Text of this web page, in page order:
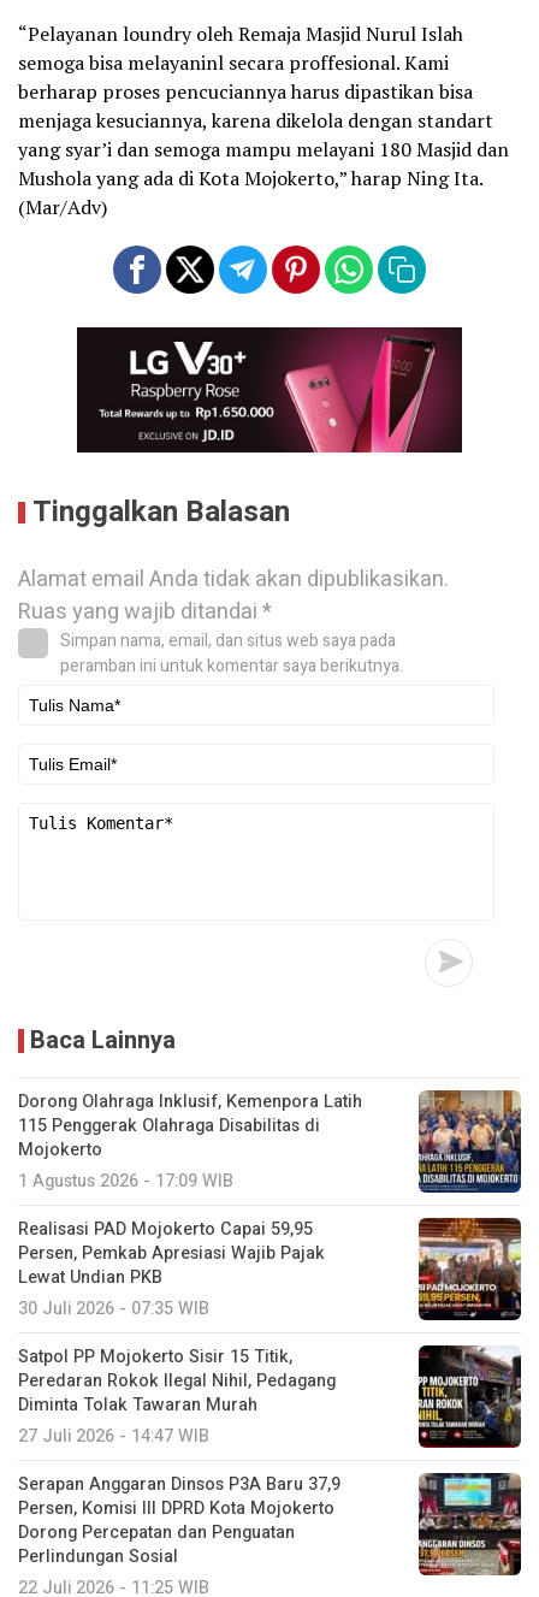
“Pelayanan loundry oleh Remaja Masjid Nurul Islah
semoga bisa melayaninl secara proffesional. Kami
berharap proses pencuciannya harus dipastikan bisa
menjaga kesuciannya, karena dikelola dengan standart
yang syar’i dan semoga mampu melayani 180 Masjid dan
Mushola yang ada di Kota Mojokerto,” harap Ning Ita.
(Mar/Adv)
Tinggalkan Balasan
Alamat email Anda tidak akan dipublikasikan.
Ruas yang wajib ditandai*
Simpan nama, email, dan situs web saya pada
peramban ini untuk komentar saya berikutnya.
Baca Lainnya
Dorong Olahraga Inklusif, Kemenpora Latih
115 Penggerak Olahraga Disabilitas di
Mojokerto
1 Agustus 2026 - 17:09 WIB
Realisasi PAD Mojokerto Capai 59,95
Persen, Pemkab Apresiasi Wajib Pajak
Lewat Undian PKB
30 Juli 2026 - 07:35 WIB
Satpol PP Mojokerto Sisir 15 Titik,
Peredaran Rokok Ilegal Nihil, Pedagang
Diminta Tolak Tawaran Murah
27 Juli 2026 - 14:47 WIB
Serapan Anggaran Dinsos P3A Baru 37,9
Persen, Komisi III DPRD Kota Mojokerto
Dorong Percepatan dan Penguatan
Perlindungan Sosial
22 Juli 2026 - 11:25 WIB